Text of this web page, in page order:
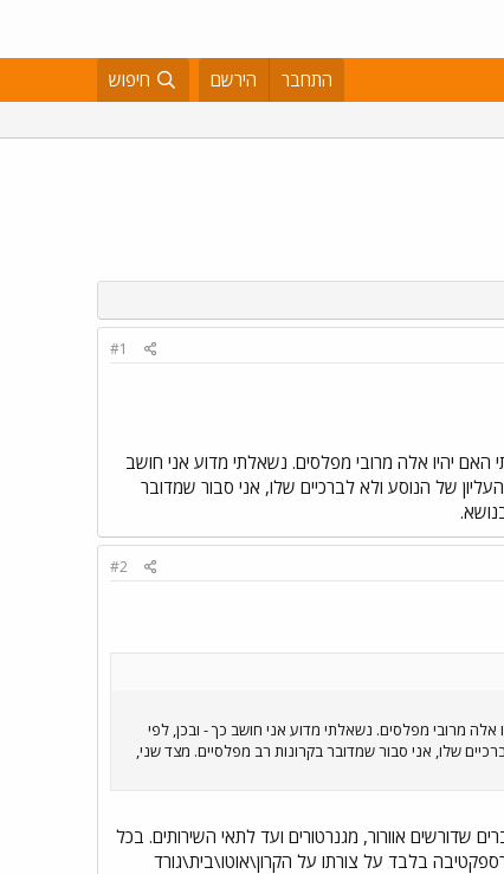
התחבר הירשם חיפוש
#1
יהיו אלה מרובי מפלסים. נשאלתי מדוע אני חושב
של הנוסע ולא לברכיים שלו, אני סבור שמדובר
#2
מרובי מפלסים. נשאלתי מדוע אני חושב כך - ובכן, לפי
שלו, אני סבור שמדובר בקרונות רב מפלסיים. מצד שני,
שדורשים אוורור, מגנרטורים ועד לתאי השירותים. בכל
נועדה בכדי לתת פרספקטיבה בלבד על צורתו על הקרון\אוטו\בית\גורד